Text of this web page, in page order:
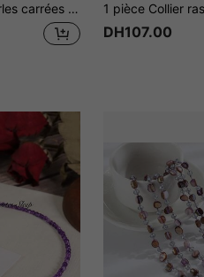
collier de perles personnalisé à la mode pour l'été à la plage
DH107.00